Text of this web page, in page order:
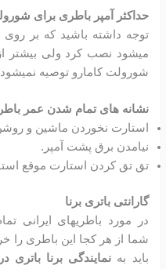
حداکثر آمپر باطری برای
شورولت کامارو توصیه
نشانه های تمام شدن عمر
استارت نخوردن ماشین و
نیامدن برق پشت آمپر.
تق تق کردن استارت موقع
گارانتی باتری برنا
در مورد باطریهای ایرانی
شما از هر کجا این باطری را
باید به نمایندگی برنا باتری